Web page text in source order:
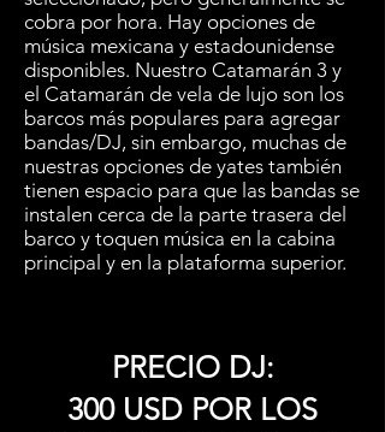
cobra por hora. Hay opciones de
música mexicana y estadounidense
disponibles. Nuestro Catamarán 3 y
el Catamarán de vela de lujo son los
barcos más populares para agregar
bandas/DJ, sin embargo, muchas de
nuestras opciones de yates también
tienen espacio para que las bandas se
instalen cerca de la parte trasera del
barco y toquen música en la cabina
principal y en la plataforma superior.
PRECIO DJ:
300 USD POR LOS